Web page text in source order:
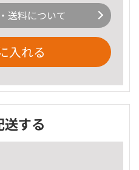
送料について
入れる
送する